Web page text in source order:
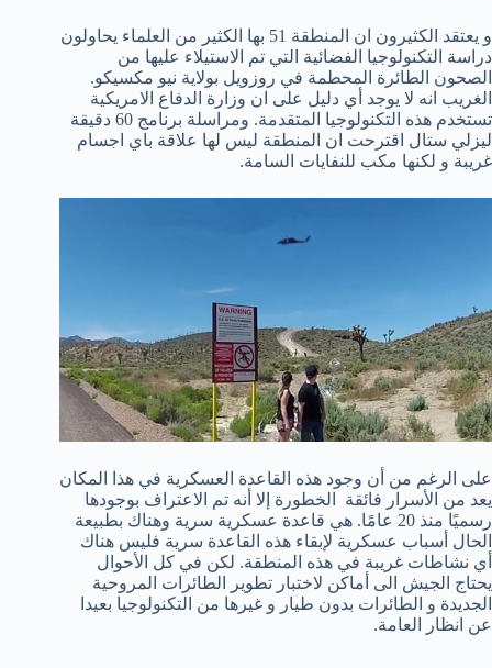
و يعتقد الكثيرون ان المنطقة 51 بها الكثير من العلماء يحاولون
دراسة التكنولوجيا الفضائية التي تم الاستيلاء عليها من
الصحون الطائرة المحطمة في روزويل بولاية نيو مكسيكو.
الغريب انه لا يوجد أي دليل على ان وزارة الدفاع الامريكية
تستخدم هذه التكنولوجيا المتقدمة. ومراسلة برنامج 60 دقيقة
ليزلي ستال اقترحت ان المنطقة ليس لها علاقة باي اجسام
غريبة و لكنها مكب للنفايات السامة.
على الرغم من أن وجود هذه القاعدة العسكرية في هذا المكان
يعد من الأسرار فائقة الخطورة إلا أنه تم الاعتراف بوجودها
رسميًا منذ 20 عامًا. هي قاعدة عسكرية سرية وهناك بطبيعة
الحال أسباب عسكرية لإبقاء هذه القاعدة سرية فليس هناك
أي نشاطات غريبة في هذه المنطقة. لكن في كل الأحوال
يحتاج الجيش الى أماكن لاختبار تطوير الطائرات المروحية
الجديدة و الطائرات بدون طيار و غيرها من التكنولوجيا بعيدا
عن انظار العامة.